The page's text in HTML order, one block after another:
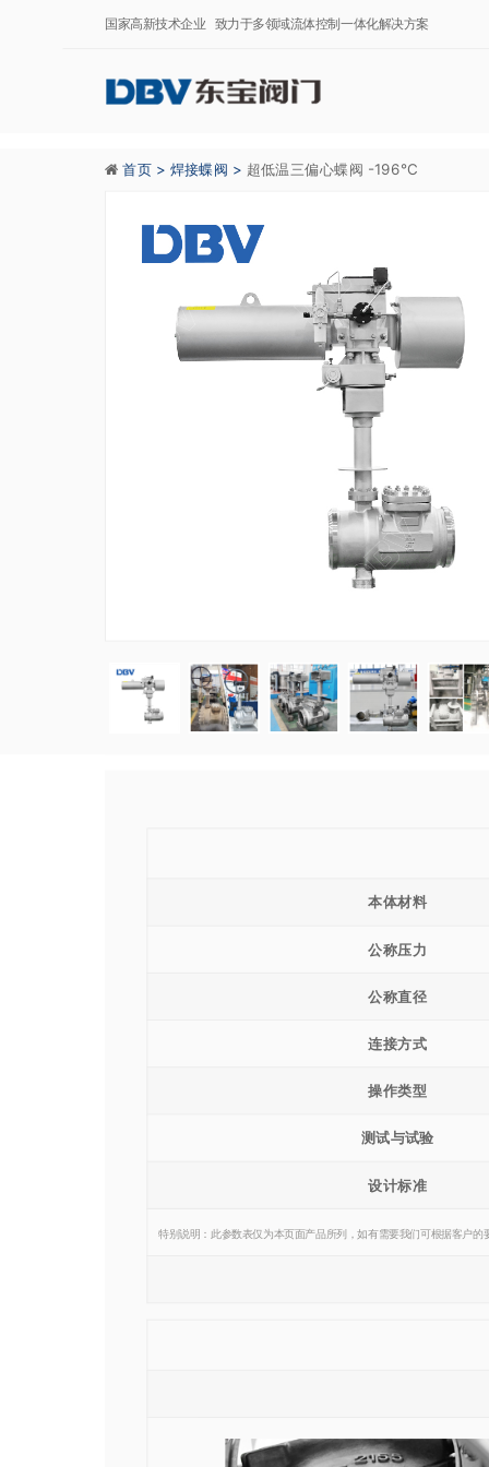
国家高新技术企业 致力于多领域流体控制一体化解决方案
首页 > 焊接蝶阀 > 超低温三偏心蝶阀 -196℃
本体材料
公称压力
公称直径
连接方式
操作类型
测试与试验
设计标准
特别说明：此参数表仅为本页面产品所列，如有需要我们可根据客户的